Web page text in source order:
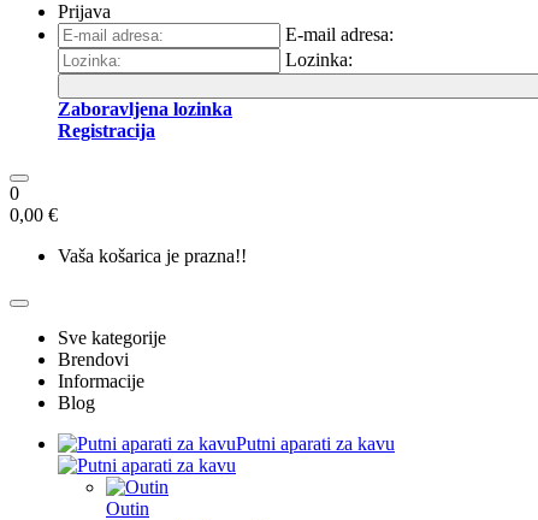
Prijava
E-mail adresa:
Lozinka:
Zaboravljena lozinka
Registracija
0
0,00 €
Vaša košarica je prazna!!
Sve kategorije
Brendovi
Informacije
Blog
Putni aparati za kavu
Outin